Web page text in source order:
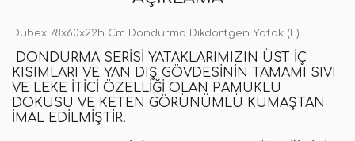
Dubex 78x60x22h Cm Dondurma Dikdörtgen Yatak (L)
DONDURMA SERISI YATAKLARIMIZIN ÜST IÇ
KISIMLARI VE YAN DIŞ GÖVDESININ TAMAMI SIVI
VE LEKE ITICI ÖZELLIĞI OLAN PAMUKLU
DOKUSU VE KETEN GÖRÜNÜMLÜ KUMAŞTAN
IMAL EDILMIŞTIR.